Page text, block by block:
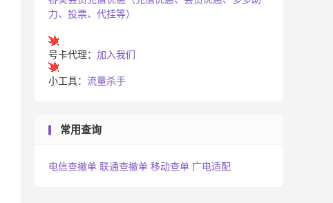
力、投票、代挂等）
号卡代理： 加入我们
小工具： 流量杀手
常用查询
电信查撤单 联通查撤单 移动查单 广电适配